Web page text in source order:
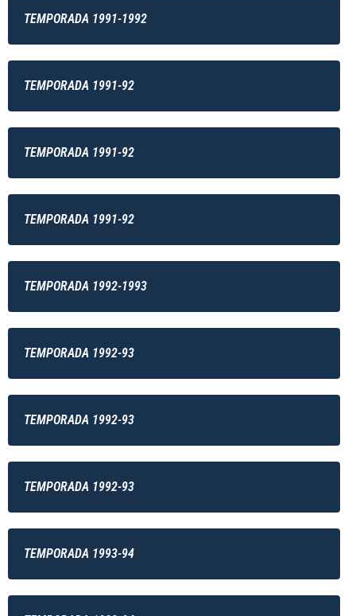
TEMPORADA 1991-1992
TEMPORADA 1991-92
TEMPORADA 1991-92
TEMPORADA 1991-92
TEMPORADA 1992-1993
TEMPORADA 1992-93
TEMPORADA 1992-93
TEMPORADA 1992-93
TEMPORADA 1993-94